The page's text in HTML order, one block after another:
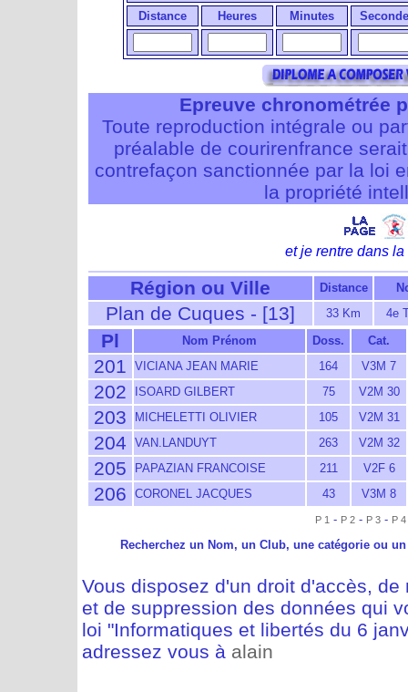
Distance
Heures Minutes
Epreuve chronométrée
Toute reproduction intégrale ou
préalable de courirenfrance
contrefaçon sanctionnée par la loi
la propriété
et je rentre dans la
Région ou Ville Distance
Plan de Cuques - [13] 33 Km 4e
Pl Nom Prénom Doss. Cat.
201 VICIANA JEAN MARIE 164 V3M 7
202 ISOARD GILBERT 75 V2M 30
203 MICHELETTI OLIVIER 105 V2M 31
204 VAN.LANDUYT 263 V2M 32
205 PAPAZIAN FRANCOISE 211 V2F 6
206 CORONEL JACQUES 43 V3M 8
P 1 - P 2 - P 3 - P 4
Recherchez un Nom, un Club, une catégorie ou
Vous disposez d'un droit d'accès,
et de suppression des données qui
loi "Informatiques et libertés du 6
adressez vous à alain